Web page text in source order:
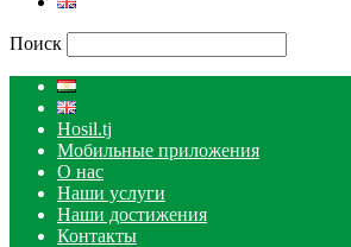
Поиск
Hosil.tj
Мобильные приложения
О нас
Наши услуги
Наши достижения
Контакты